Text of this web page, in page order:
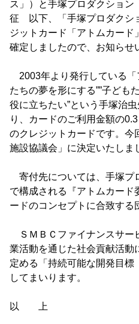
ス」）と手塚プロダクショ
征 以下、「手塚プロダクシ
ジットカード「アトムカード
確定しましたので、お知らせ
2003年より発行している「
たちの夢を形にする””子ども
役に立ちたい”という手塚治
り、カードのご利用金額の
のクレジットカードです。今
施設協議会」に決定いたしま
寄付先については、手塚プ
で構成される『アトムカード
ードのコンセプトに合致する
ＳＭＢＣファイナンスサー
業活動を通じた社会貢献活動
定める「持続可能な開発目
してまいります。
以 上